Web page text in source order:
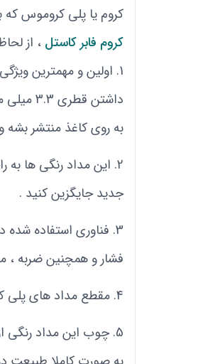
کروم یا پلی کروموس که
کروم فابر کاستل ، از
داشتن
به روی کاغذ منتشر بشه
این مداد رنگی ها
جدید جایگزین کنید .
فشار و همچنین ضربه ،
مقطع مداد های پلی
چوب این مداد رنگی